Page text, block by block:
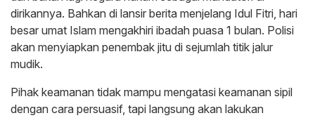
dirikannya. Bahkan di lansir berita menjelang Idul Fitri, hari
besar umat Islam mengakhiri ibadah puasa 1 bulan. Polisi
akan menyiapkan penembak jitu di sejumlah titik jalur
mudik.
Pihak keamanan tidak mampu mengatasi keamanan sipil
dengan cara persuasif, tapi langsung akan lakukan